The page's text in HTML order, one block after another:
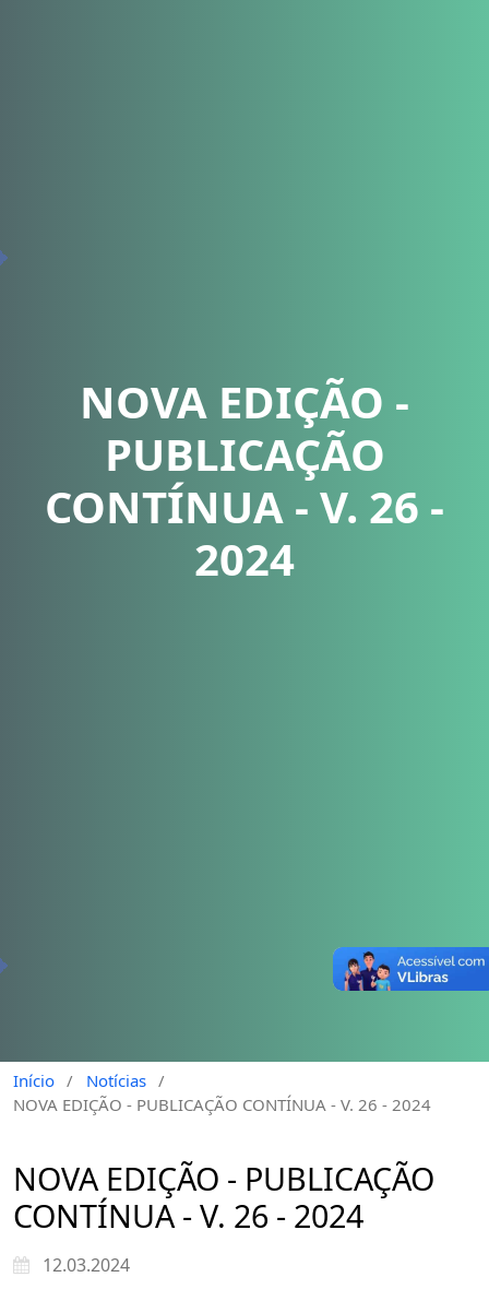
NOVA EDIÇÃO -
PUBLICAÇÃO
CONTÍNUA - V. 26 -
2024
Início / Notícias /
NOVA EDIÇÃO - PUBLICAÇÃO CONTÍNUA - V. 26 - 2024
NOVA EDIÇÃO - PUBLICAÇÃO
CONTÍNUA - V. 26 - 2024
12.03.2024